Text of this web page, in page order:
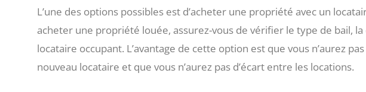
L’une des options possibles est d’acheter une propriété avec un
acheter une propriété louée, assurez-vous de vérifier le type de bail,
locataire occupant. L’avantage de cette option est que vous n’aurez
nouveau locataire et que vous n’aurez pas d’écart entre les locations.